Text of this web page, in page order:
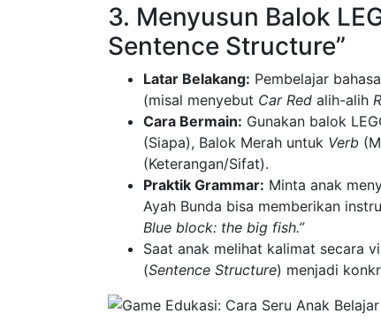
3. Menyusun Balok
Sentence Structure”
Latar Belakang: Pembelajar
(misal menyebut Car Red alih-alih
Cara Bermain: Gunakan balok
(Siapa), Balok Merah untuk Verb
(Keterangan/Sifat).
Praktik Grammar: Minta anak
Ayah Bunda bisa memberikan
Blue block: the big fish.”
Saat anak melihat kalimat secara
(Sentence Structure) menjadi